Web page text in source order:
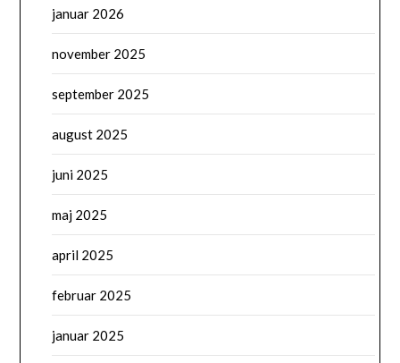
januar 2026
november 2025
september 2025
august 2025
juni 2025
maj 2025
april 2025
februar 2025
januar 2025